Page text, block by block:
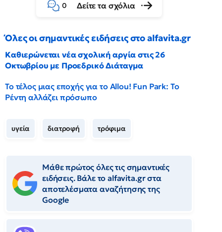
0 Δείτε τα σχόλια
Όλες οι σημαντικές ειδήσεις στο alfavita.gr
Καθιερώνεται νέα σχολική αργία στις 26
Οκτωβρίου με Προεδρικό Διάταγμα
Το τέλος μιας εποχής για το Allou! Fun Park: Το
Ρέντη αλλάζει πρόσωπο
υγεία διατροφή τρόφιμα
Μάθε πρώτος όλες τις σημαντικές
ειδήσεις. Βάλε το alfavita.gr στα
αποτελέσματα αναζήτησης της
Google